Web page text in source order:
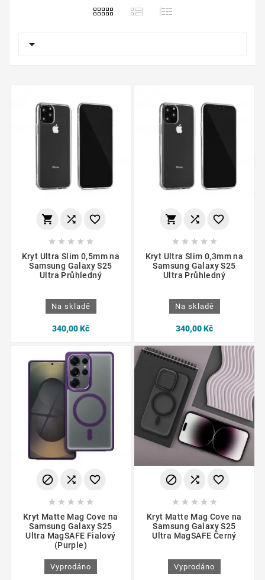

  
    
Kryt Ultra Slim 0,5mm na
Samsung Galaxy S25
Ultra Průhledný
Na skladě
340,00 Kč
  
    
Kryt Ultra Slim 0,3mm na
Samsung Galaxy S25
Ultra Průhledný
Na skladě
340,00 Kč
  
    
Kryt Matte Mag Cove na
Samsung Galaxy S25
Ultra MagSAFE Fialový
(Purple)
Vyprodáno
  
    
Kryt Matte Mag Cove na
Samsung Galaxy S25
Ultra MagSAFE Černý
Vyprodáno